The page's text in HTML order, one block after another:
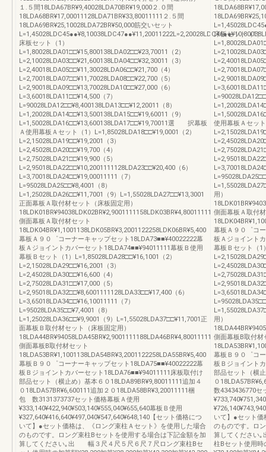
１.５間18LDA67BR¥9,40028LDA70BR¥19,000２.０間
18LDA68BR¥17,00011128LDA71BR¥33,80011111２.５間
18LDA69BR¥25,10028LDA72BR¥50,000筋交いセット
床板セット（1）
L=1,80028LDA01□□¥15,800138LDA02□□¥23,70011（2）
L=2,10028LDA03□□¥21,600138LDA04□□¥32,30011（3）
L=2,40018LDA05□□¥11,30028LDA06□□¥21,700（4）
L=2,70018LDA07□□¥11,70028LDA08□□¥22,700（5）
L=2,90018LDA09□□¥13,70028LDA10□□¥27,000（6）
L=3,60018LDA11□□¥14,500（7）
L=90028LDA12□□¥8,400138LDA13□□¥12,20011（8）
L=1,20028LDA14□□¥13,500138LDA15□□¥19,60011（9）
L=1,50028LDA16□□¥13,600138LDA17□□¥19,70011選 択幕板
Ａ使用幕板Ａセット（1）L=1,85028LDA18□□¥19,0001（2）
L=2,15028LDA19□□¥19,2001（3）
L=2,45028LDA20□□¥19,700（4）
L=2,75028LDA21□□¥19,900（5）
L=2,95018LDA22□□¥10,2001111128LDA23□□¥20,400（6）
L=3,70018LDA24□□¥19,00011111（7）
L=95028LDA25□□¥8,4001（8）
L=1,25028LDA26□□¥11,7001（9）L=1,55028LDA27□□¥13,3001
正面幕板Ａ取付材セット（床板固定用）
18LDK01BR¥94038LDK02BR¥2,9001111158LDK03BR¥4,80011111
側面幕板Ａ取付材セット
18LDK04BR¥1,1001138LDK05BR¥3,2001122258LDK06BR¥5,400
幕板Ａ９０゜コーナーキャップセット18LDA73■■¥40022222幕
板Ａジョイントカバーセット18LDA74■■¥94011111幕板Ｂ使用
幕板Ｂセット（1）L=1,85028LDA28□□¥16,1001（2）
L=2,15028LDA29□□¥16,2001（3）
L=2,45028LDA30□□¥16,600（4）
L=2,75028LDA31□□¥17,000（5）
L=2,95018LDA32□□¥8,6001111128LDA33□□¥17,400（6）
L=3,65018LDA34□□¥16,10011111（7）
L=95028LDA35□□¥7,4001（8）
L=1,25028LDA36□□¥9,9001（9）L=1,55028LDA37□□¥11,7001正
面幕板Ｂ取付材セット（床板固定用）
18LDA44BR¥94058LDA45BR¥2,9001111188LDA46BR¥4,80011111
側面幕板B取付材セット
18LDA53BR¥1,1001138LDA54BR¥3,2001122258LDA55BR¥5,400
幕板Ｂ９０゜コーナーキャップセット18LDA75■■¥40022222幕
板Ｂジョイントカバーセット18LDA76■■¥94011111床板取付け
部品セット（横止め）基本６０18LDA89BR¥9,80011111追加４
０18LDA57BR¥6,600111追加２０18LDA58BR¥3,20011111梱
包 数3131373737セット価格幕板Ａ使用
¥333,140¥422,940¥503,140¥555,040¥655,640幕板Ｂ使用
¥327,640¥416,640¥497,040¥547,640¥648,140【セット価格につ
いて】●セット価格は、《ロング束柱Ａセット》を使用した場合
のものです。ロング束柱Bセットを使用する場合は下記金額を加
算してください｡出 幅３尺４尺５尺６尺７尺ロング束柱Bセ
床板セット（1）
使用幕板Ａセッ
用）
側面幕板Ａ取付
幕板Ａ９０゜コ
板Ａジョイント
幕板Ｂセット（1
用）
側面幕板B取付材
幕板Ｂ９０゜コ
板Ｂジョイント
部品セット（横
０
数4343436770セ
いて】●セット価
のものです。ロ
算してください
柱Bセット使用時